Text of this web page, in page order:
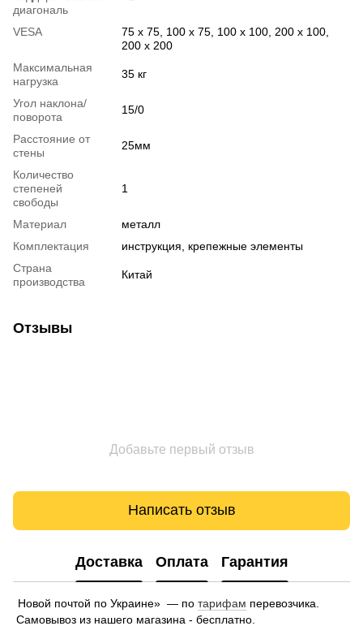
диагональ
VESA
75 x 75, 100 х 75, 100 x 100, 200 x 100,
200 x 200
Максимальная
нагрузка
35 кг
Угол наклона/
поворота
15/0
Расстояние от
стены
25мм
Количество
степеней
свободы
1
Материал
металл
Комплектация
инструкция, крепежные элементы
Страна
производства
Китай
Отзывы
Добавьте первый отзыв
Написать отзыв
Доставка Оплата Гарантия
Новой почтой по Украине» — по тарифам перевозчика.
Самовывоз из нашего магазина - бесплатно.